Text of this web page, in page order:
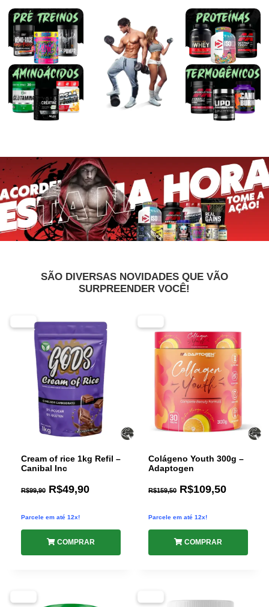
SÃO DIVERSAS NOVIDADES QUE VÃO
SURPREENDER VOCÊ!
Cream of rice 1kg Refil –
Canibal Inc
R$99,90 R$49,90
Parcele em até 12x!
COMPRAR
Colágeno Youth 300g –
Adaptogen
R$159,50 R$109,50
Parcele em até 12x!
COMPRAR